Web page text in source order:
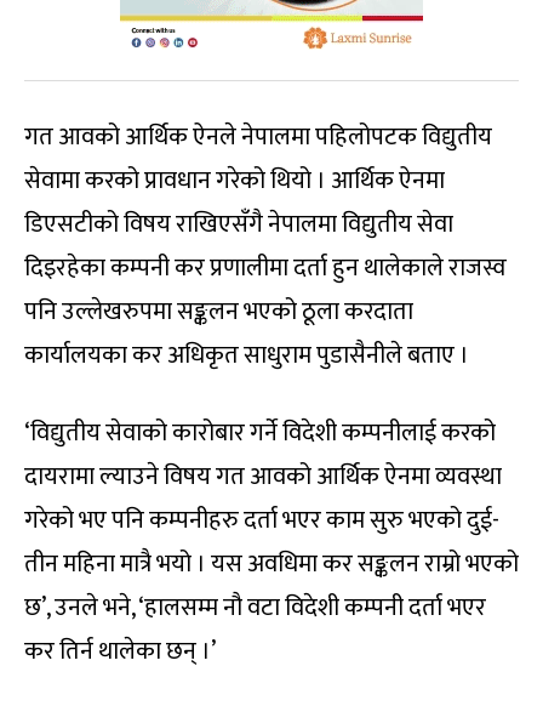
गत आवको आर्थिक ऐनले नेपालमा पहिलोपटक विद्युतीय
सेवामा करको प्रावधान गरेको थियो । आर्थिक ऐनमा
डिएसटीको विषय राखिएसँगै नेपालमा विद्युतीय सेवा
दिइरहेका कम्पनी कर प्रणालीमा दर्ता हुन थालेकाले राजस्व
पनि उल्लेखरुपमा सङ्कलन भएको ठूला करदाता
कार्यालयका कर अधिकृत साधुराम पुडासैनीले बताए ।
‘विद्युतीय सेवाको कारोबार गर्ने विदेशी कम्पनीलाई करको
दायरामा ल्याउने विषय गत आवको आर्थिक ऐनमा व्यवस्था
गरेको भए पनि कम्पनीहरु दर्ता भएर काम सुरु भएको दुई-
तीन महिना मात्रै भयो । यस अवधिमा कर सङ्कलन राम्रो भएको
छ’, उनले भने, ‘हालसम्म नौ वटा विदेशी कम्पनी दर्ता भएर
कर तिर्न थालेका छन् ।’